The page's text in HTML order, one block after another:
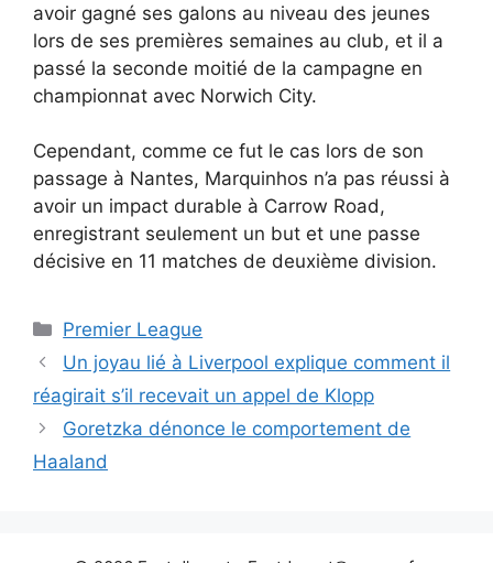
avoir gagné ses galons au niveau des jeunes
lors de ses premières semaines au club, et il a
passé la seconde moitié de la campagne en
championnat avec Norwich City.
Cependant, comme ce fut le cas lors de son
passage à Nantes, Marquinhos n’a pas réussi à
avoir un impact durable à Carrow Road,
enregistrant seulement un but et une passe
décisive en 11 matches de deuxième division.
Catégories
Premier League
Un joyau lié à Liverpool explique comment il
réagirait s’il recevait un appel de Klopp
Goretzka dénonce le comportement de
Haaland